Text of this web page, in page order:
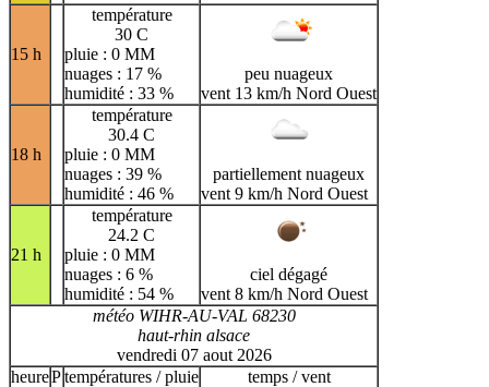
15 h
température
30 C
pluie : 0 MM
nuages : 17 %
humidité : 33 %
peu nuageux
vent 13 km/h Nord Ouest
18 h
température
30.4 C
pluie : 0 MM
nuages : 39 %
humidité : 46 %
partiellement nuageux
vent 9 km/h Nord Ouest
21 h
température
24.2 C
pluie : 0 MM
nuages : 6 %
humidité : 54 %
ciel dégagé
vent 8 km/h Nord Ouest
météo WIHR-AU-VAL 68230
haut-rhin alsace
vendredi 07 aout 2026
heurePtempératures / pluie temps / vent